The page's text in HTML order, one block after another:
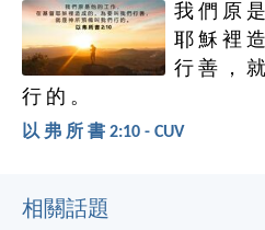
我 們 原
耶 穌 裡
行 善 ，
行 的 。
以 弗 所 書 2:10 - CUV
相關話題